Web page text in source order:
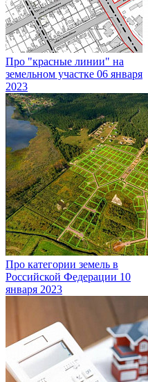
Про "красные линии" на
земельном участке 06 января
2023
Про категории земель в
Российской Федерации 10
января 2023